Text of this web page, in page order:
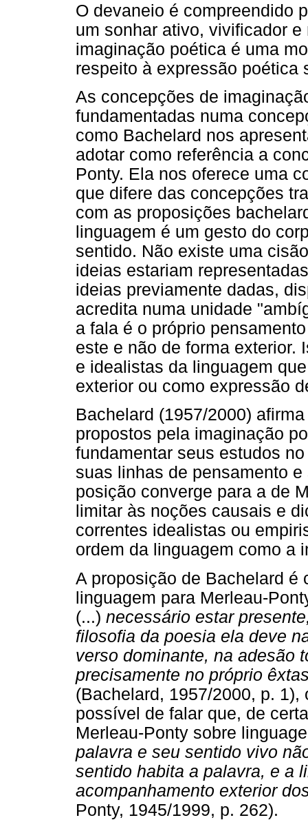
O devaneio é compreendido
um sonhar ativo, vivificador
imaginação poética é uma
respeito à expressão poética
As concepções de
fundamentadas numa
como Bachelard nos
adotar como referência a
Ponty. Ela nos oferece uma
que difere das concepções
com as proposições
linguagem é um gesto do
sentido. Não existe uma
ideias estariam
ideias previamente dadas,
acredita numa unidade
a fala é o próprio
este e não de forma exterior.
e idealistas da linguagem
exterior ou como expressão
Bachelard (1957/2000)
propostos pela imaginação
fundamentar seus estudos
suas linhas de pensamento
posição converge para a de
limitar às noções causais e
correntes idealistas ou
ordem da linguagem como a
A proposição de Bachelard é
linguagem para Merleau-
(...) necessário estar
filosofia da poesia ela deve
verso dominante, na adesão
precisamente no próprio
(Bachelard, 1957/2000, p.
possível de falar que, de
Merleau-Ponty sobre
palavra e seu sentido vivo
sentido habita a palavra, e a
acompanhamento exterior
Ponty, 1945/1999, p. 262).